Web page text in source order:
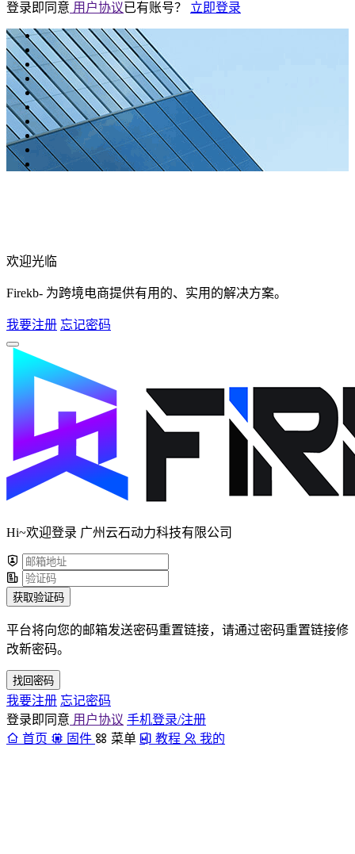
登录即同意 用户协议已有账号？ 立即登录
欢迎光临
Firekb- 为跨境电商提供有用的、实用的解决方案。
我要注册 忘记密码
Hi~欢迎登录 广州云石动力科技有限公司
获取验证码
平台将向您的邮箱发送密码重置链接，请通过密码重置链接修
改新密码。
找回密码
我要注册 忘记密码
登录即同意 用户协议 手机登录/注册
首页
固件 菜单 教程 我的